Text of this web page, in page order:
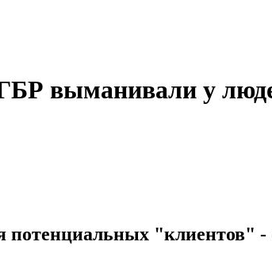
выманивали у
"клиентов" -